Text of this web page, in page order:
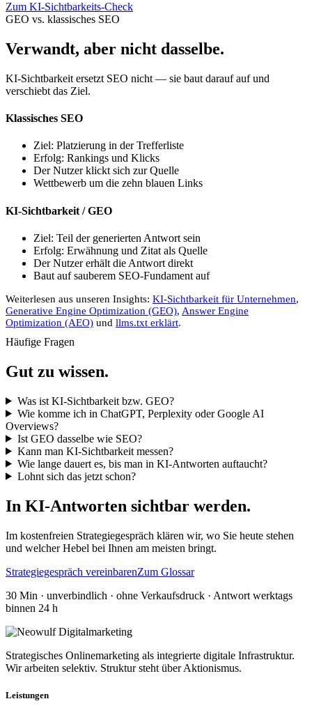
Zum KI-Sichtbarkeits-Check
GEO vs. klassisches SEO
Verwandt, aber nicht dasselbe.
KI-Sichtbarkeit ersetzt SEO nicht — sie baut darauf auf und
verschiebt das Ziel.
Klassisches SEO
Ziel: Platzierung in der Trefferliste
Erfolg: Rankings und Klicks
Der Nutzer klickt sich zur Quelle
Wettbewerb um die zehn blauen Links
KI-Sichtbarkeit / GEO
Ziel: Teil der generierten Antwort sein
Erfolg: Erwähnung und Zitat als Quelle
Der Nutzer erhält die Antwort direkt
Baut auf sauberem SEO-Fundament auf
Weiterlesen aus unseren Insights: KI-Sichtbarkeit für Unternehmen,
Generative Engine Optimization (GEO), Answer Engine
Optimization (AEO) und llms.txt erklärt.
Häufige Fragen
Gut zu wissen.
Was ist KI-Sichtbarkeit bzw. GEO?
Wie komme ich in ChatGPT, Perplexity oder Google AI
Overviews?
Ist GEO dasselbe wie SEO?
Kann man KI-Sichtbarkeit messen?
Wie lange dauert es, bis man in KI-Antworten auftaucht?
Lohnt sich das jetzt schon?
In KI-Antworten sichtbar werden.
Im kostenfreien Strategiegespräch klären wir, wo Sie heute stehen
und welcher Hebel bei Ihnen am meisten bringt.
Strategiegespräch vereinbarenZum Glossar
30 Min · unverbindlich · ohne Verkaufsdruck · Antwort werktags
binnen 24 h
Strategisches Onlinemarketing als integrierte digitale Infrastruktur.
Wir arbeiten selektiv. Struktur steht über Aktionismus.
Leistungen